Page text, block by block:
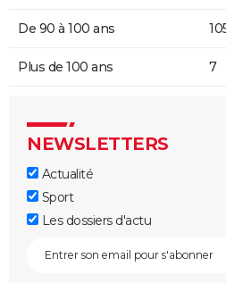
De 90 à 100 ans
Plus de 100 ans 7
NEWSLETTERS
Actualité
Sport
Les dossiers d'actu